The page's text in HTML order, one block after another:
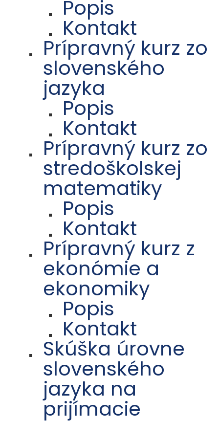
Popis
Kontakt
Prípravný kurz zo
slovenského
jazyka
Popis
Kontakt
Prípravný kurz zo
stredoškolskej
matematiky
Popis
Kontakt
Prípravný kurz z
ekonómie a
ekonomiky
Popis
Kontakt
Skúška úrovne
slovenského
jazyka na
prijímacie